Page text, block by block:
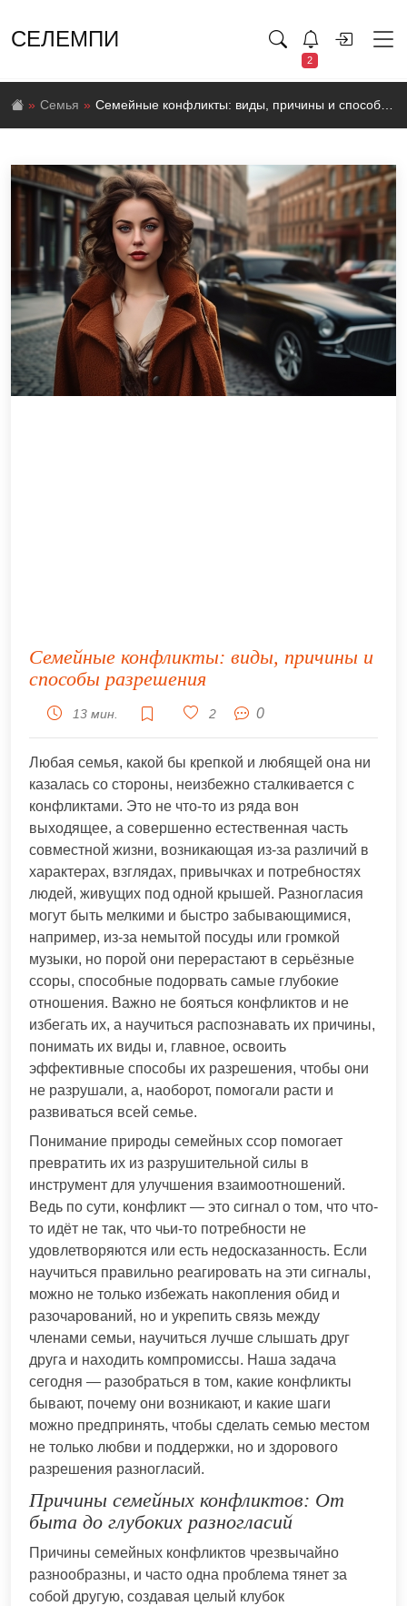
СЕЛЕМПИ
2
Семья Семейные конфликты: виды, причины и способы разрешения
Семейные конфликты: виды, причины и
способы разрешения
13 мин. 2 0
Любая семья, какой бы крепкой и любящей она ни
казалась со стороны, неизбежно сталкивается с
конфликтами. Это не что-то из ряда вон
выходящее, а совершенно естественная часть
совместной жизни, возникающая из-за различий в
характерах, взглядах, привычках и потребностях
людей, живущих под одной крышей. Разногласия
могут быть мелкими и быстро забывающимися,
например, из-за немытой посуды или громкой
музыки, но порой они перерастают в серьёзные
ссоры, способные подорвать самые глубокие
отношения. Важно не бояться конфликтов и не
избегать их, а научиться распознавать их причины,
понимать их виды и, главное, освоить
эффективные способы их разрешения, чтобы они
не разрушали, а, наоборот, помогали расти и
развиваться всей семье.
Понимание природы семейных ссор помогает
превратить их из разрушительной силы в
инструмент для улучшения взаимоотношений.
Ведь по сути, конфликт — это сигнал о том, что что-
то идёт не так, что чьи-то потребности не
удовлетворяются или есть недосказанность. Если
научиться правильно реагировать на эти сигналы,
можно не только избежать накопления обид и
разочарований, но и укрепить связь между
членами семьи, научиться лучше слышать друг
друга и находить компромиссы. Наша задача
сегодня — разобраться в том, какие конфликты
бывают, почему они возникают, и какие шаги
можно предпринять, чтобы сделать семью местом
не только любви и поддержки, но и здорового
разрешения разногласий.
Причины семейных конфликтов: От
быта до глубоких разногласий
Причины семейных конфликтов чрезвычайно
разнообразны, и часто одна проблема тянет за
собой другую, создавая целый клубок